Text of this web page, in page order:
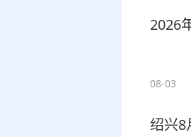
2026
08-03
绍兴8